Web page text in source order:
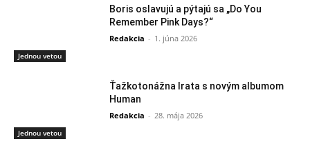
Jednou vetou
Boris oslavujú a pýtajú sa „Do You
Remember Pink Days?“
Redakcia - 1. júna 2026
Jednou vetou
Ťažkotonážna Irata s novým albumom
Human
Redakcia - 28. mája 2026